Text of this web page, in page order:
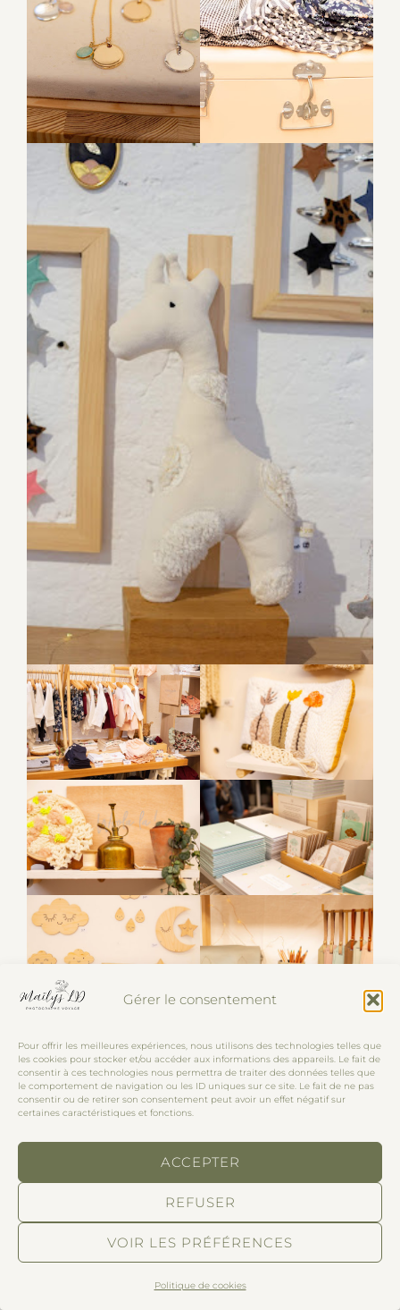
Gérer le consentement
Pour offrir les meilleures expériences, nous utilisons des technologies telles que
les cookies pour stocker et/ou accéder aux informations des appareils. Le fait de
consentir à ces technologies nous permettra de traiter des données telles que
le comportement de navigation ou les ID uniques sur ce site. Le fait de ne pas
consentir ou de retirer son consentement peut avoir un effet négatif sur
certaines caractéristiques et fonctions.
ACCEPTER
REFUSER
VOIR LES PRÉFÉRENCES
Politique de cookies